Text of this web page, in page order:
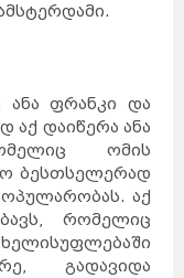
ანა ფრანკი და
აქ დაიწერა ანა
ომის
ბესთსელერად
აქ
რომელიც
გადავიდა